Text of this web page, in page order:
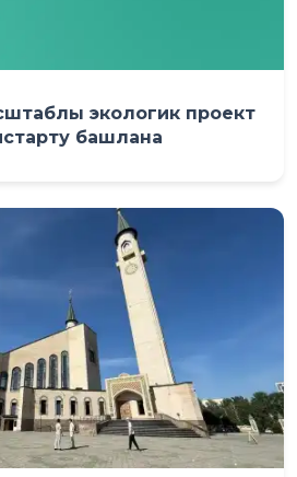
экологик проект
башлана